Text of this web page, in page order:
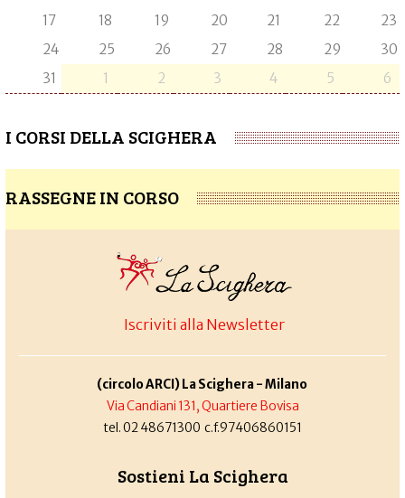
17
18 19 20 21 22
23
24
25 26 27 28 29
30
31
1 2 3 4 5 6
I CORSI DELLA SCIGHERA
RASSEGNE IN CORSO
Iscriviti alla Newsletter
(circolo ARCI) La Scighera - Milano
Via Candiani 131, Quartiere Bovisa
tel. 02 48671300 c.f.97406860151
Sostieni La Scighera